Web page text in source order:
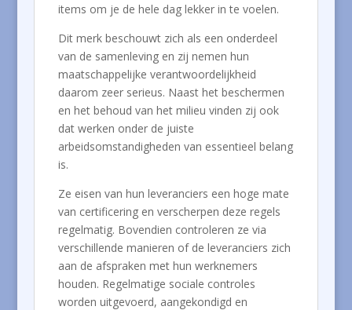
items om je de hele dag lekker in te voelen.
Dit merk beschouwt zich als een onderdeel
van de samenleving en zij nemen hun
maatschappelijke verantwoordelijkheid
daarom zeer serieus. Naast het beschermen
en het behoud van het milieu vinden zij ook
dat werken onder de juiste
arbeidsomstandigheden van essentieel belang
is.
Ze eisen van hun leveranciers een hoge mate
van certificering en verscherpen deze regels
regelmatig. Bovendien controleren ze via
verschillende manieren of de leveranciers zich
aan de afspraken met hun werknemers
houden. Regelmatige sociale controles
worden uitgevoerd, aangekondigd en